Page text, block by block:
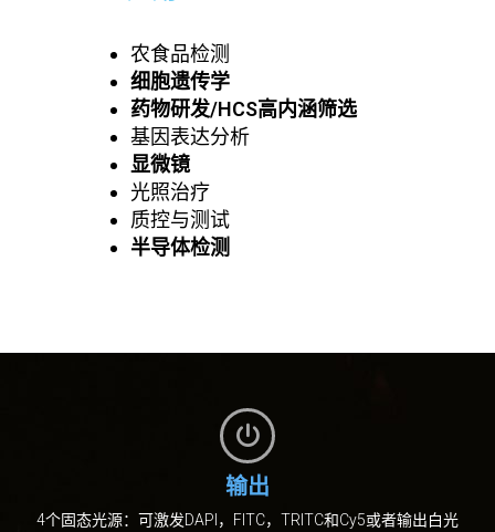
农食品检测
细胞遗传学
药物研发/HCS高内涵筛选
基因表达分析
显微镜
光照治疗
质控与测试
半导体检测
输出
4个固态光源：可激发DAPI，FITC，TRITC和Cy5或者输出白光